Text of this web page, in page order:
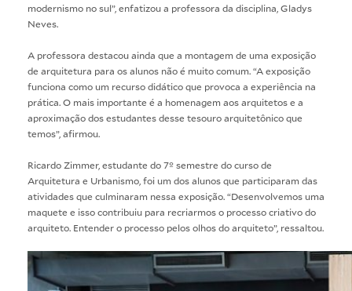
modernismo no sul”, enfatizou a professora da disciplina, Gladys
Neves.
A professora destacou ainda que a montagem de uma exposição
de arquitetura para os alunos não é muito comum. “A exposição
funciona como um recurso didático que provoca a experiência na
prática. O mais importante é a homenagem aos arquitetos e a
aproximação dos estudantes desse tesouro arquitetônico que
temos”, afirmou.
Ricardo Zimmer, estudante do 7º semestre do curso de
Arquitetura e Urbanismo, foi um dos alunos que participaram das
atividades que culminaram nessa exposição. “Desenvolvemos uma
maquete e isso contribuiu para recriarmos o processo criativo do
arquiteto. Entender o processo pelos olhos do arquiteto”, ressaltou.